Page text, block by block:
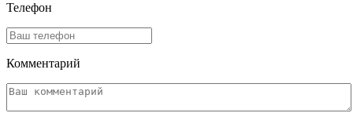
Телефон
Комментарий